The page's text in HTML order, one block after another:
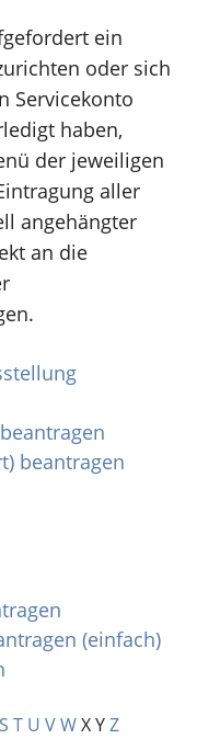
ein
oder sich
Servicekonto
haben,
der jeweiligen
aller
angehängter
an die
beantragen
(einfach)
S T U VWXYZ